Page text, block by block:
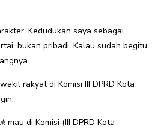
Kedudukan saya sebagai
bukan pribadi. Kalau sudah begitu
rakyat di Komisi III DPRD Kota
mau di Komisi (III DPRD Kota